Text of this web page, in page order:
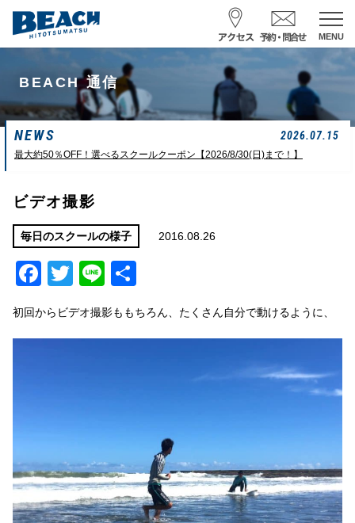
MENU
スクール予約・お問合せ
レンタル予約
サーフ ナミイーヨ
0475-32-7314
一松海岸波情報
サイズ
カターアタマ
状態
ハード
長潮
BEACH 通信
NEWS 2026.07.15
最大約50％OFF！選べるスクールクーポン【2026/8/30(日)まで！】
ビデオ撮影
毎日のスクールの様子 2016.08.26
Facebook
Twitter
Line
初回からビデオ撮影ももちろん、たくさん自分で動けるように、